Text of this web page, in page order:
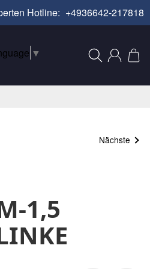
Hotline: +4936642-217818
▼
Nächste
1,5